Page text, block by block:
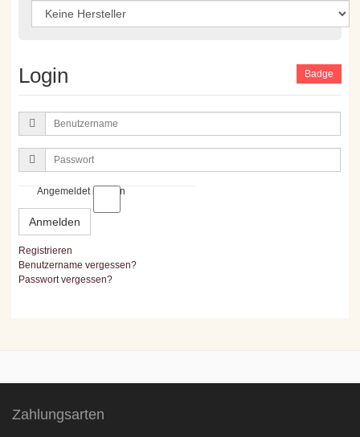
Login
Benutzername
Passwort
Angemeldet bleiben
Anmelden
Registrieren
Benutzername vergessen?
Passwort vergessen?
Badge
Zahlungsarten